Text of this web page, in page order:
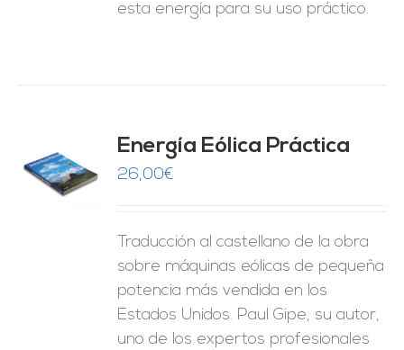
esta energía para su uso práctico.
Energía Eólica Práctica
26,00€
Traducción al castellano de la obra
sobre máquinas eólicas de pequeña
potencia más vendida en los
Estados Unidos. Paul Gipe, su autor,
uno de los expertos profesionales